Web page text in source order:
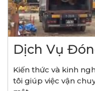
Dịch Vụ
Kiến thức và kinh
tôi giúp việc vận